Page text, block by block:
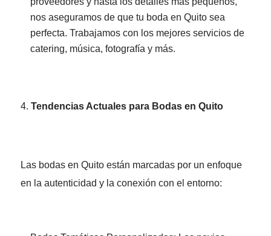
nos aseguramos de que tu boda en Quito sea
perfecta. Trabajamos con los mejores servicios de
catering, música, fotografía y más.
Tendencias Actuales para Bodas en Quito
Las bodas en Quito están marcadas por un enfoque
en la autenticidad y la conexión con el entorno: